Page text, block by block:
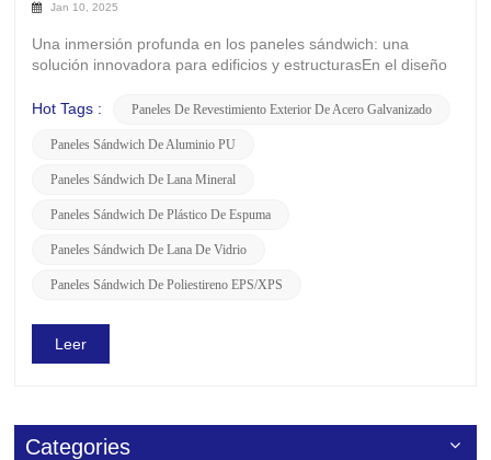
Jan 10, 2025
Una inmersión profunda en los paneles sándwich: una
solución innovadora para edificios y estructurasEn el diseño
durabilidad y el rendimiento son consideraciones cruciales.
construcción...
Hot Tags : Paneles De Revestimiento Exterior De Acero Galvanizado
Paneles Sándwich De Aluminio PU
Paneles Sándwich De Lana Mineral
Paneles Sándwich De Plástico De Espuma
Paneles Sándwich De Lana De Vidrio
Paneles Sándwich De Poliestireno EPS/XPS
Leer
Categories